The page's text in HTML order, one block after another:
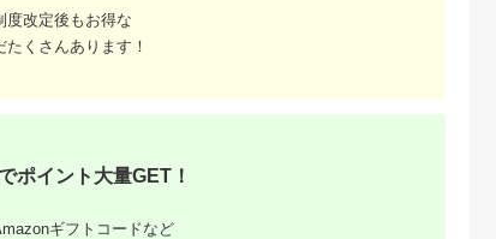
イ
ス
出典：ふるさとチョイ
群馬県 長野原町
5.0 5.0
度改定後もお得な
くさんあります！
ポイント大量GET！
ギフトコードなど